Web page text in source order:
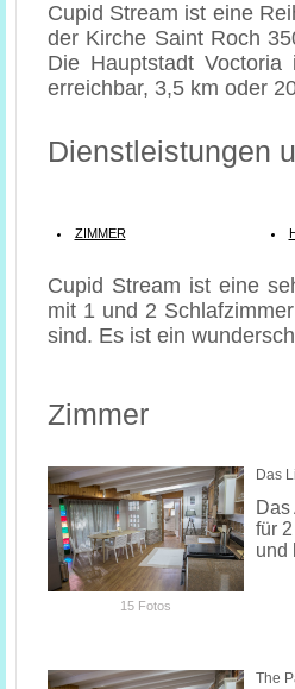
Cupid Stream ist eine
der Kirche Saint Roch
Die Hauptstadt
erreichbar, 3,5 km oder
Dienstleistungen
ZIMMER
Cupid Stream ist eine
mit 1 und 2
sind. Es ist ein
Zimmer
15 Fotos
Das
für
und
The